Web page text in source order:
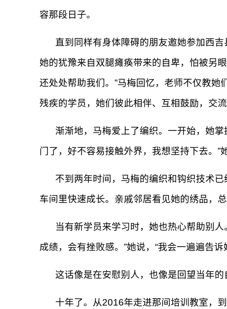
容那段日子。
直到同样有身体障碍的朋友邀她参加西
她的犹豫来自双腿瘫痪带来的自卑，怕被另
还处处帮助我们。”马梅回忆，老师不仅教
残疾的学员，她们彼此相伴、互相鼓励，交
渐渐地，马梅爱上了编织。一开始，她
门了，好不容易接触外界，我想坚持下去。”
不到两年时间，马梅的编织和钩织技术
车间里快速成长。亲戚邻居看见她的绣品，
当有新学员来学习时，她也热心帮助别
成绩，会有挫败感。”她说，“我会一遍遍告
这话像是在安慰别人，也像是回望当年的
十年了。从2016年走进那间培训教室，